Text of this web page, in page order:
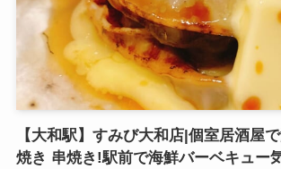
【大和駅】すみび大和店|個室居酒屋
焼き 串焼き!駅前で海鮮バーベキュー